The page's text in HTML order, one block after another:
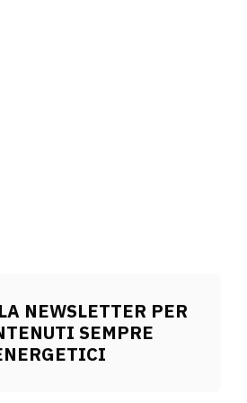
NEWSLETTER PER
SEMPRE